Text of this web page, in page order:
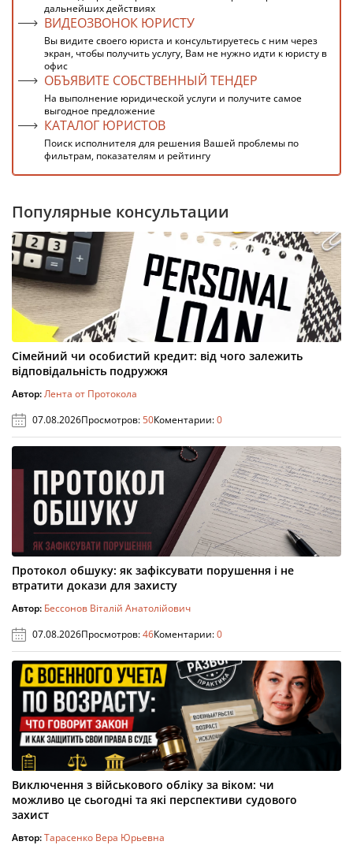
дальнейших действиях
ВИДЕОЗВОНОК ЮРИСТУ
Вы видите своего юриста и консультируетесь с ним через
экран, чтобы получить услугу, Вам не нужно идти к юристу в
офис
ОБЪЯВИТЕ СОБСТВЕННЫЙ ТЕНДЕР
На выполнение юридической услуги и получите самое
выгодное предложение
КАТАЛОГ ЮРИСТОВ
Поиск исполнителя для решения Вашей проблемы по
фильтрам, показателям и рейтингу
Популярные консультации
Сімейний чи особистий кредит: від чого залежить
відповідальність подружжя
Автор:Лента от Протокола
07.08.2026Просмотров:50Коментарии:0
Протокол обшуку: як зафіксувати порушення і не
втратити докази для захисту
Автор: Бессонов Віталій Анатолійович
07.08.2026Просмотров:46Коментарии:0
Виключення з військового обліку за віком: чи
можливо це сьогодні та які перспективи судового
захист
Автор:Тарасенко Вера Юрьевна